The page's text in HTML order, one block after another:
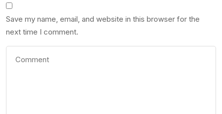
Save my name, email, and website in this browser for the
next time I comment.